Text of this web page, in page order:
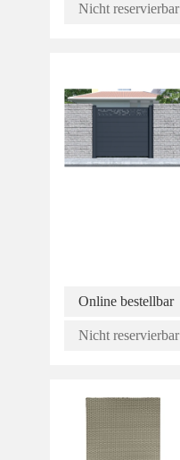
Nicht reservierbar
Online bestellbar
Nicht reservierbar